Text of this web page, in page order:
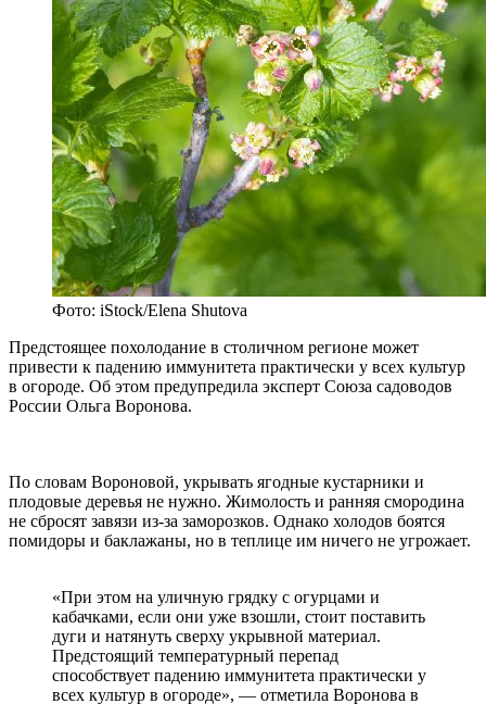
Фото: iStock/Elena Shutova
Предстоящее похолодание в столичном регионе может
привести к падению иммунитета практически у всех культур
в огороде. Об этом предупредила эксперт Союза садоводов
России Ольга Воронова.
По словам Вороновой, укрывать ягодные кустарники и
плодовые деревья не нужно. Жимолость и ранняя смородина
не сбросят завязи из-за заморозков. Однако холодов боятся
помидоры и баклажаны, но в теплице им ничего не угрожает.
«При этом на уличную грядку с огурцами и
кабачками, если они уже взошли, стоит поставить
дуги и натянуть сверху укрывной материал.
Предстоящий температурный перепад
способствует падению иммунитета практически у
всех культур в огороде», — отметила Воронова в